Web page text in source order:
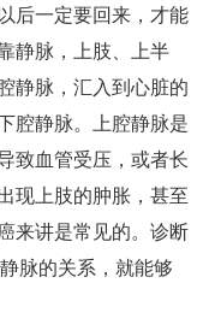
后一定要回来，才能
静脉，上肢、上半
静脉，汇入到心脏的
腔静脉。上腔静脉是
致血管受压，或者长
现上肢的肿胀，甚至
来讲是常见的。诊断
脉的关系，就能够